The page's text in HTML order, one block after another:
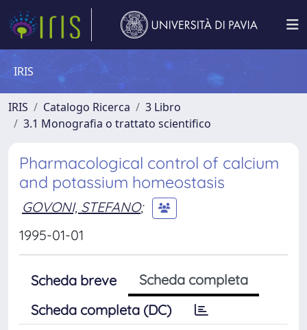
IRIS
IRIS Catalogo Ricerca
3 Libro
3.1 Monografia o trattato scientifico
Pharmacological control of calcium
and potassium homeostasis
GOVONI, STEFANO;
1995-01-01
Scheda breve
Scheda completa
Scheda completa (DC)